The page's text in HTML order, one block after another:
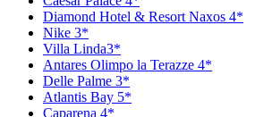
Diamond Hotel & Resort Naxos 4*
Nike 3*
Villa Linda3*
Antares Olimpo la Terazze 4*
Delle Palme 3*
Atlantis Bay 5*
Caparena 4*